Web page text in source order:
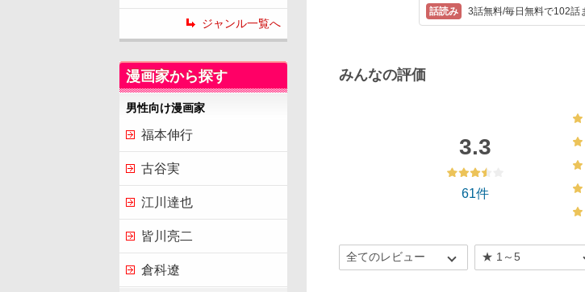
3話無料/毎日無料で102話
みんなの評価
3.3
61件
ジャンル一覧へ
漫画家から探す
男性向け漫画家
福本伸行
古谷実
江川達也
皆川亮二
倉科遼